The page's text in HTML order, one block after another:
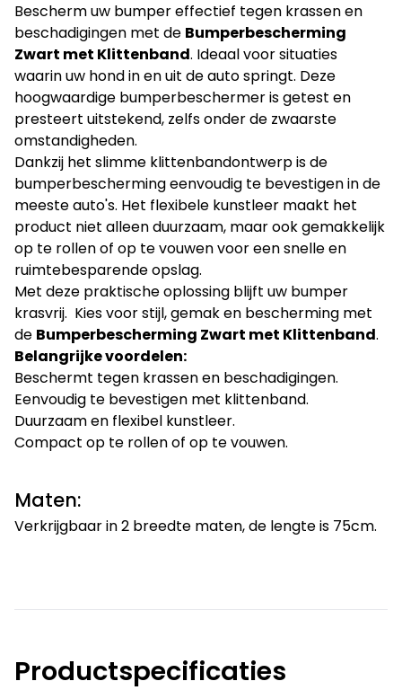
Bescherm uw bumper effectief tegen krassen en
beschadigingen met de Bumperbescherming
Zwart met Klittenband. Ideaal voor situaties
waarin uw hond in en uit de auto springt. Deze
hoogwaardige bumperbeschermer is getest en
presteert uitstekend, zelfs onder de zwaarste
omstandigheden.
Dankzij het slimme klittenbandontwerp is de
bumperbescherming eenvoudig te bevestigen in de
meeste auto's. Het flexibele kunstleer maakt het
product niet alleen duurzaam, maar ook gemakkelijk
op te rollen of op te vouwen voor een snelle en
ruimtebesparende opslag.
Met deze praktische oplossing blijft uw bumper
krasvrij. Kies voor stijl, gemak en bescherming met
de Bumperbescherming Zwart met Klittenband.
Belangrijke voordelen:
Beschermt tegen krassen en beschadigingen.
Eenvoudig te bevestigen met klittenband.
Duurzaam en flexibel kunstleer.
Compact op te rollen of op te vouwen.
Maten:
Verkrijgbaar in 2 breedte maten, de lengte is 75cm.
Productspecificaties